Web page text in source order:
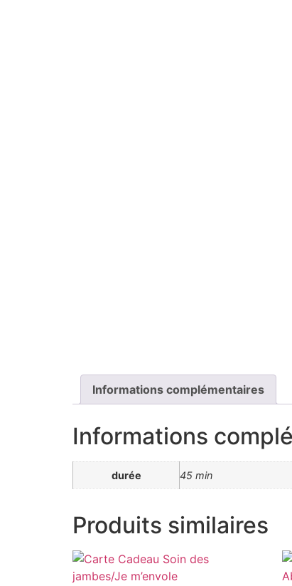
Informations complémentaires
Informations
durée 45 min
Produits similaires